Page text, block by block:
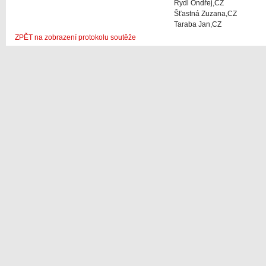
Rydl Ondřej,CZ
Šťastná Zuzana,CZ
Taraba Jan,CZ
ZPĚT na zobrazení protokolu soutěže